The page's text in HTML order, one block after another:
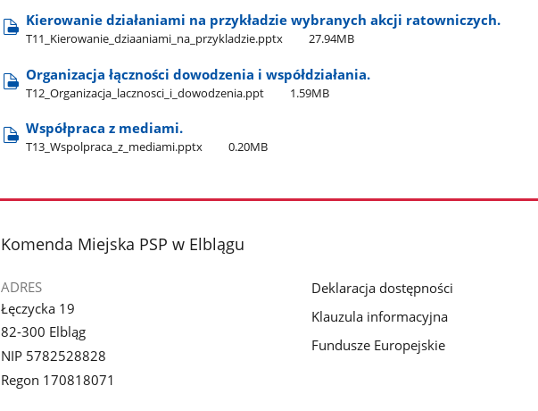
Kierowanie działaniami na przykładzie wybranych akcji ratowniczych.
T11​_Kierowanie​_dziaaniami​_na​_przykladzie.pptx 27.94MB
Organizacja łączności dowodzenia i współdziałania.
T12​_Organizacja​_lacznosci​_i​_dowodzenia.ppt 1.59MB
Współpraca z mediami.
T13​_Wspolpraca​_z​_mediami.pptx 0.20MB
stopka
Komenda Miejska PSP w Elblągu
ADRES
Łęczycka 19
82-300 Elbląg
NIP 5782528828
Regon 170818071
Deklaracja dostępności
Klauzula informacyjna
Fundusze Europejskie